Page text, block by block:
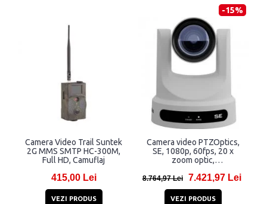
Camera Video Trail Suntek
2G MMS SMTP HC-300M,
Full HD, Camuflaj
415,00 Lei
VEZI PRODUS
-15%
Camera video PTZOptics,
SE, 1080p, 60fps, 20 x
zoom optic,
8.764,97 Lei 7.421,97 Lei
VEZI PRODUS